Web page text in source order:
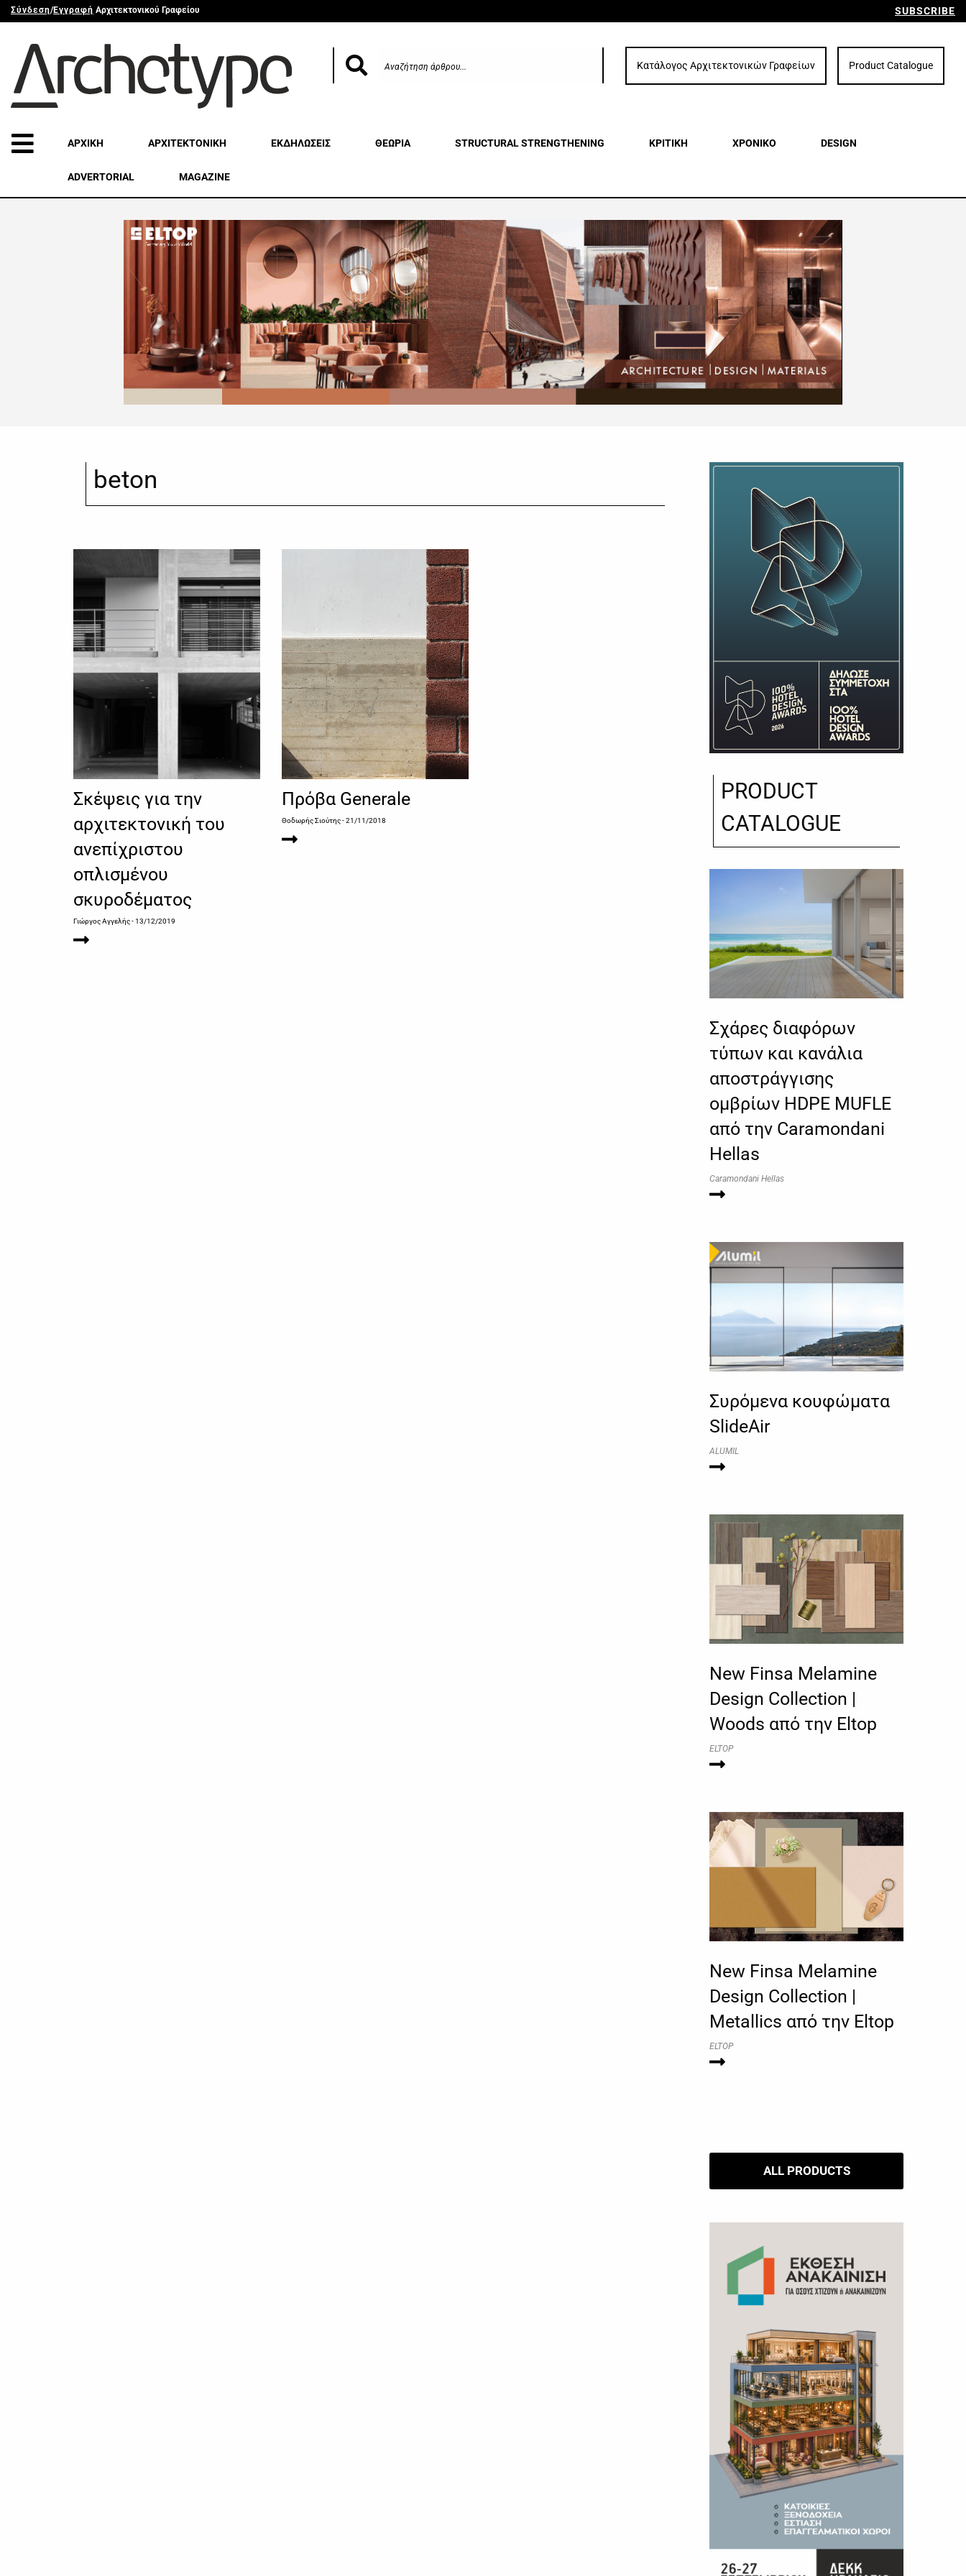
Σύνδεση/Εγγραφή Αρχιτεκτονικού Γραφείου SUBSCRIBE
Κατάλογος Αρχιτεκτονικών Γραφείων Product Catalogue
ΑΡΧΙΚΗ ΑΡΧΙΤΕΚΤΟΝΙΚΗ ΕΚΔΗΛΩΣΕΙΣ ΘΕΩΡΙΑ STRUCTURAL STRENGTHENING ΚΡΙΤΙΚΗ ΧΡΟΝΙΚΟ DESIGN
ADVERTORIAL MAGAZINE
beton
Σκέψεις για την
αρχιτεκτονική του
ανεπίχριστου
οπλισμένου
σκυροδέματος
Γιώργος Αγγελής- 13/12/2019
Πρόβα Generale
Θοδωρής Σιούτης- 21/11/2018
PRODUCT
CATALOGUE
Σχάρες διαφόρων
τύπων και κανάλια
αποστράγγισης
ομβρίων HDPE MUFLE
από την Caramondani
Hellas
Caramondani Hellas
Συρόμενα κουφώματα
SlideAir
ALUMIL
New Finsa Melamine
Design Collection |
Woods από την Eltop
ELTOP
New Finsa Melamine
Design Collection |
Metallics από την Eltop
ELTOP
ALL PRODUCTS